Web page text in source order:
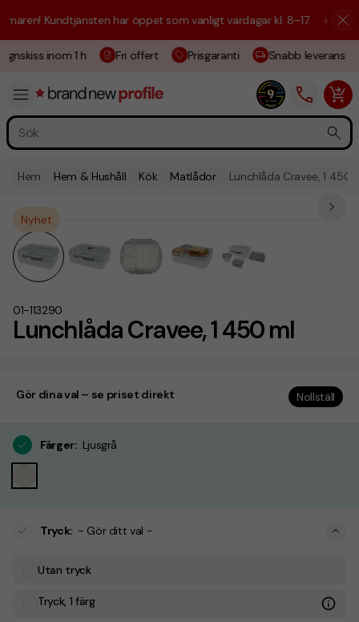
Kundtjänsten har öppet som vanligt vardagar kl. 8–17. ☀️ Vi är
inom 1 h Fri offert Prisgaranti Snabb leverans
Hem Hem & Hushåll Kök Matlådor Lunchlåda Cravee, 1 450
Lunchlåda Cravee, 1 450 ml
01-113290
Nyhet
Gör dina val – se priset direkt Nollställ
Färger: Ljusgrå
Tryck: - Gör ditt val -
Utan tryck
Tryck, 1 färg